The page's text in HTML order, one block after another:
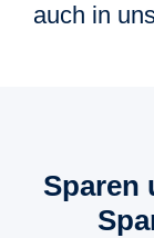
auch in
Sparen